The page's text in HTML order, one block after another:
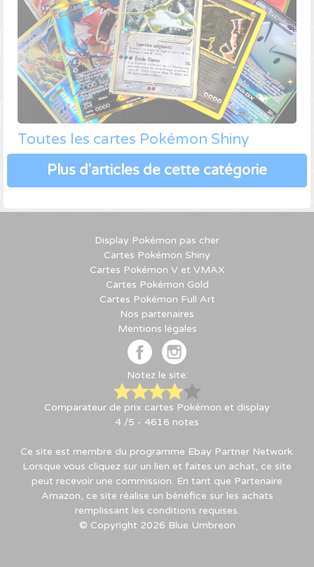
Toutes les cartes Pokémon Shiny
Plus d'articles de cette catégorie
Display Pokémon pas cher
Cartes Pokémon Shiny
Cartes Pokémon V et VMAX
Cartes Pokémon Gold
Cartes Pokémon Full Art
Nos partenaires
Mentions légales
Notez le site:
Comparateur de prix cartes Pokémon et display
4 /5 - 4616 notes
Ce site est membre du programme Ebay Partner Network.
Lorsque vous cliquez sur un lien et faites un achat, ce site
peut recevoir une commission. En tant que Partenaire
Amazon, ce site réalise un bénéfice sur les achats
remplissant les conditions requises.
© Copyright 2026 Blue Umbreon